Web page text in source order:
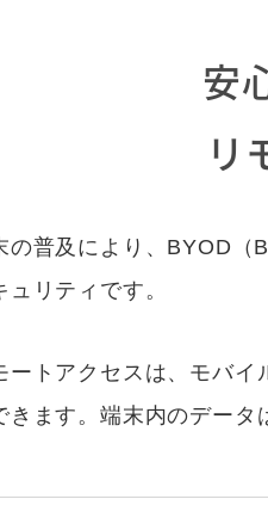
安
リ
の普及により、BYOD
リティです。
ートアクセスは、モバ
きます。端末内のデータ